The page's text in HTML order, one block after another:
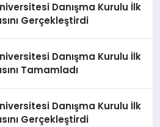
Danışma Kurulu İlk
Gerçekleştirdi
Danışma Kurulu İlk
Tamamladı
Danışma Kurulu İlk
Gerçekleştirdi